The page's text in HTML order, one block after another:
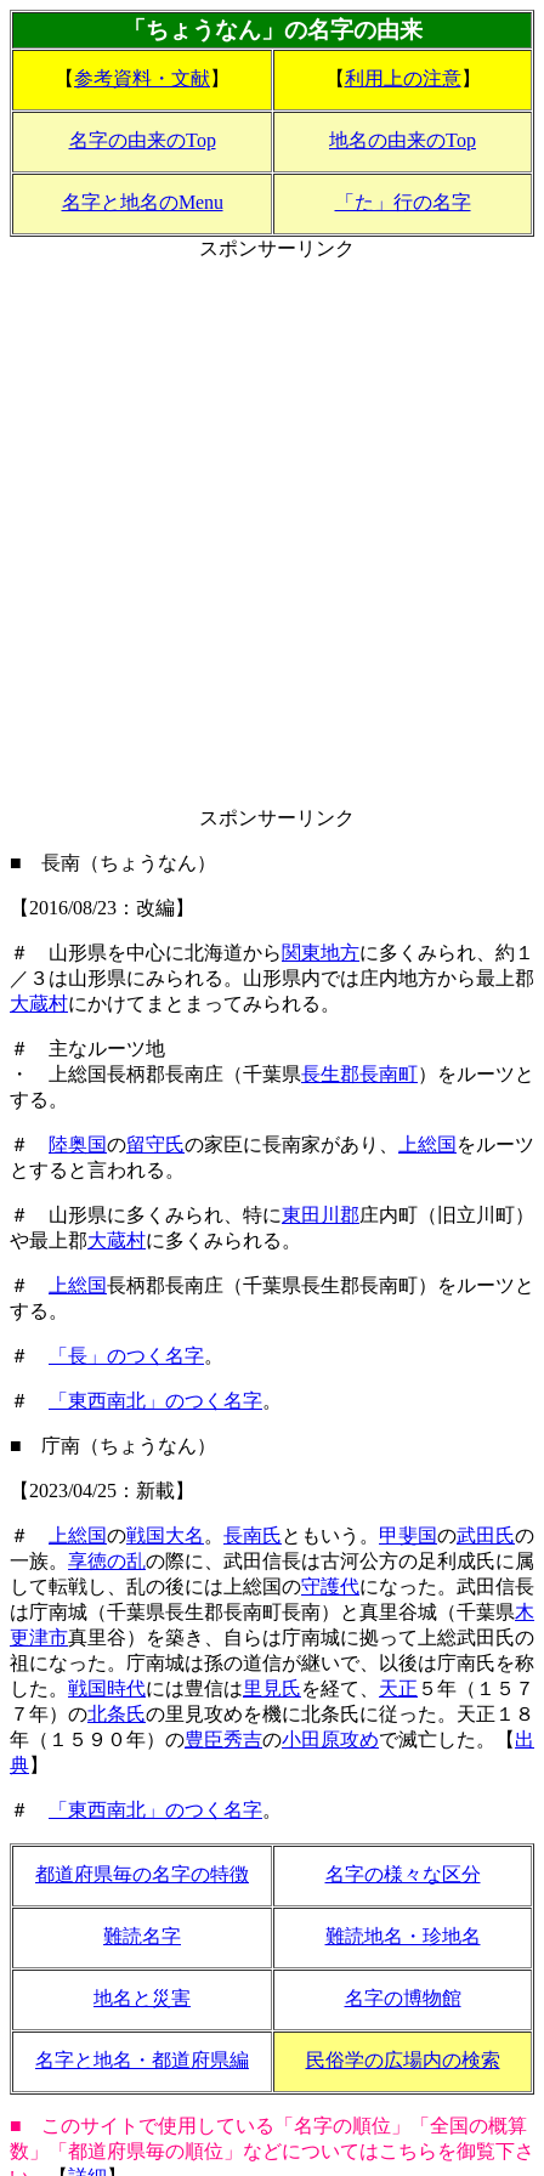
「ちょうなん」の名字の由来
【参考資料・文献】 【利用上の注意】
名字の由来のTop 地名の由来のTop
名字と地名のMenu 「た」行の名字
スポンサーリンク
スポンサーリンク
■ 長南（ちょうなん）
【2016/08/23：改編】
＃ 山形県を中心に北海道から関東地方に多くみられ、約１
／３は山形県にみられる。山形県内では庄内地方から最上郡
大蔵村にかけてまとまってみられる。
＃ 主なルーツ地
・ 上総国長柄郡長南庄（千葉県長生郡長南町）をルーツと
する。
＃ 陸奥国の留守氏の家臣に長南家があり、 上総国 をルーツ
とすると言われる。
＃ 山形県に多くみられ、特に東田川郡庄内町（旧立川町）
や最上郡大蔵村に多くみられる。
＃ 上総国長柄郡長南庄（千葉県長生郡長南町）をルーツと
する。
＃ 「長」のつく名字。
＃ 「東西南北」のつく名字。
■ 庁南（ちょうなん）
【2023/04/25：新載】
＃ 上総国の戦国大名 。 長南氏ともいう。 甲斐国の武田氏の
一族。 享徳の乱の際に、武田信長は古河公方の足利成氏に属
して転戦し、乱の後には上総国の守護代になった。武田信長
は庁南城（千葉県長生郡長南町長南）と真里谷城（千葉県木
更津市真里谷）を築き、自らは庁南城に拠って上総武田氏の
祖になった。庁南城は孫の道信が継いで、以後は庁南氏を称
した。 戦国時代には豊信は里見氏を経て、 天正 ５年（１５７
７年）の北条氏の里見攻めを機に北条氏に従った。天正１８
年（１５９０年）の豊臣秀吉の小田原攻めで滅亡した。【 出
典】
＃ 「東西南北」のつく名字。
都道府県毎の名字の特徴 名字の様々な区分
難読名字 難読地名・珍地名
地名と災害 名字の博物館
名字と地名・都道府県編 民俗学の広場内の検索
■ このサイトで使用している「名字の順位」「全国の概算
数」「都道府県毎の順位」などについてはこちらを御覧下さ